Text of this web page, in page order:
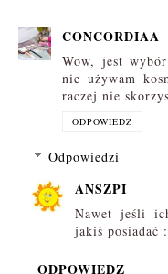
CONCORDIAA
Wow, jest
nie używam
raczej nie
ODPOWIEDZ
Odpowiedzi
ANSZPI
Nawet jeśli
jakiś posiadać
ODPOWIEDZ